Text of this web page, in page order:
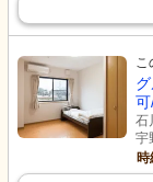
こ
石
宇
時